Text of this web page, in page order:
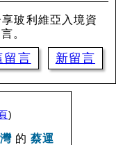
玻利維亞入境資
。
留言 新留言
)
的 蔡運